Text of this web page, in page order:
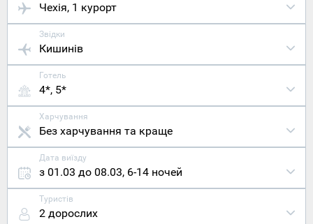
Чехія, 1 курорт
Звідки
Кишинів
Готель
4*, 5*
Харчування
Без харчування та краще
Дата виїзду
з 01.03 до 08.03, 6-14 ночей
Туристів
2 дорослих